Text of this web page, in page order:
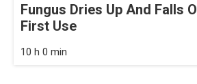
Fungus Dries Up And Falls
First Use
10 h 0 min